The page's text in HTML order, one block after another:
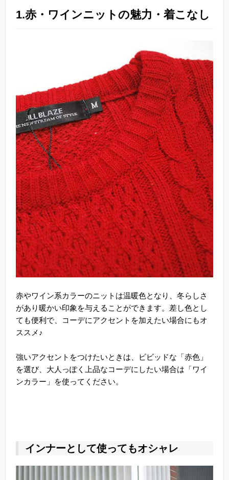
1.赤・ワインニットの魅力・着こなし
赤やワイン系カラーのニットは温暖色となり、冬らしさ
があり暖かい印象を与えることができます。差し色とし
ても便利で、コーデにアクセントを加えたい場合にもオ
ススメ♪
強いアクセントをつけたいときは、ビビッドな「赤色」
を選び、大人っぽく上品なコーデにしたい場合は「ワイ
ンカラー」を使ってください。
インナーとして使ってもオシャレ